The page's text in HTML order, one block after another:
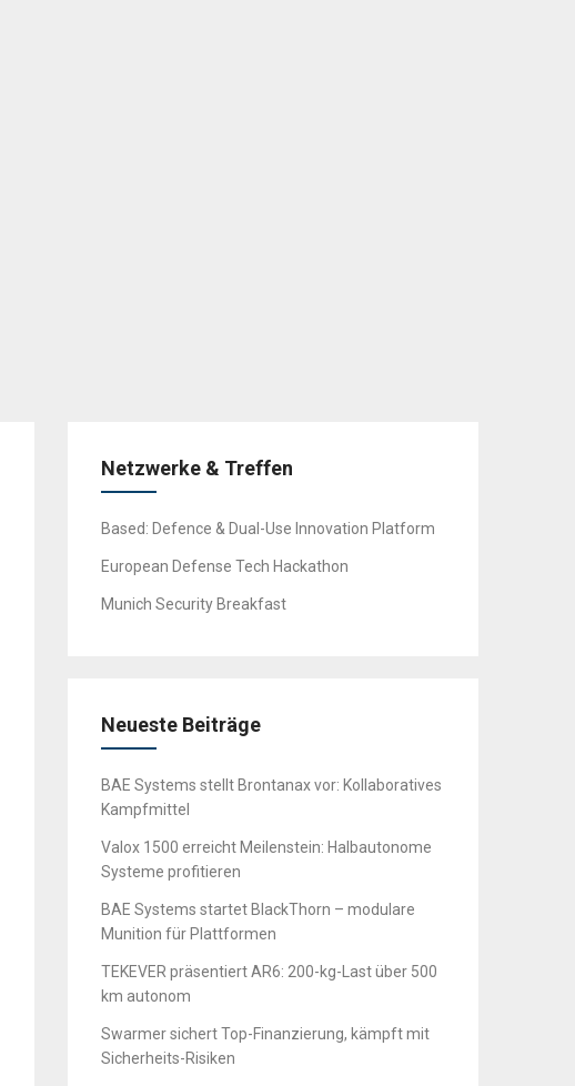
Netzwerke & Treffen
Based: Defence & Dual-Use Innovation Platform
European Defense Tech Hackathon
Munich Security Breakfast
Neueste Beiträge
BAE Systems stellt Brontanax vor: Kollaboratives
Kampfmittel
Valox 1500 erreicht Meilenstein: Halbautonome
Systeme profitieren
BAE Systems startet BlackThorn – modulare
Munition für Plattformen
TEKEVER präsentiert AR6: 200-kg-Last über 500
km autonom
Swarmer sichert Top-Finanzierung, kämpft mit
Sicherheits-Risiken